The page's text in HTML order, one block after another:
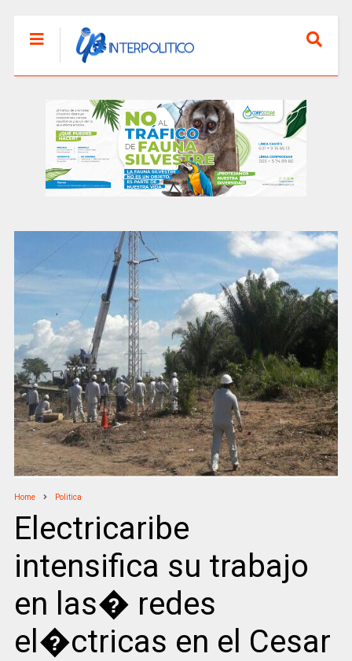
Home Politica
Electricaribe
intensifica su trabajo
en las� redes
el�ctricas en el Cesar